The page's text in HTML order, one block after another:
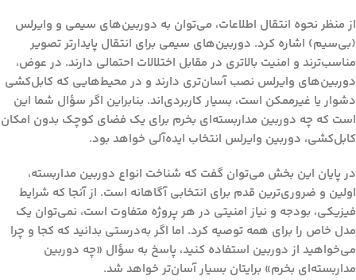
از منظر نحوه انتقال اطلاعات، می‌توان به دوربین‌های سیمی و وایرلس
(بی‌سیم) اشاره کرد. دوربین‌های سیمی برای انتقال پایدارتر تصویر
مناسب‌ترند و امنیت بالاتری در مقابل اختلالات احتمالی دارند. در عوض،
دوربین‌های وایرلس نصب آسان‌تری دارند و در محیط‌هایی که کابل‌کشی
دشوار یا غیرممکن است، بسیار کاربردی‌اند. بنابراین اگر سؤال شما این
است که چه دوربین مداربسته‌ای بخرم برای یک فضای کوچک بدون امکان
کابل‌کشی، دوربین وایرلس انتخاب ایده‌آلی خواهد بود.
در پایان این بخش می‌توان گفت که شناخت انواع دوربین مداربسته،
اولین و ضروری‌ترین قدم برای انتخابی آگاهانه است. از آنجا که شرایط
فیزیکی، بودجه و نیاز امنیتی در هر پروژه متفاوت است، نمی‌توان یک
مدل خاص را برای همه توصیه کرد. اما اگر به‌درستی بدانید که کجا و چرا
می‌خواهید از دوربین استفاده کنید، پاسخ به سؤال «چه دوربین
مداربسته‌ای بخرم» برایتان بسیار آسان‌تر خواهد شد.